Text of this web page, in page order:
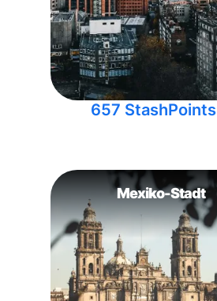
657 StashPoints
Mexiko-Stadt